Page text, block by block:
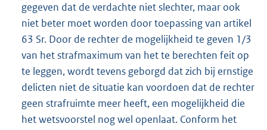
gegeven dat de verdachte niet slechter, maar ook
niet beter moet worden door toepassing van artikel
63 Sr. Door de rechter de mogelijkheid te geven 1/3
van het strafmaximum van het te berechten feit op
te leggen, wordt tevens geborgd dat zich bij ernstige
delicten niet de situatie kan voordoen dat de rechter
geen strafruimte meer heeft, een mogelijkheid die
het wetsvoorstel nog wel openlaat. Conform het